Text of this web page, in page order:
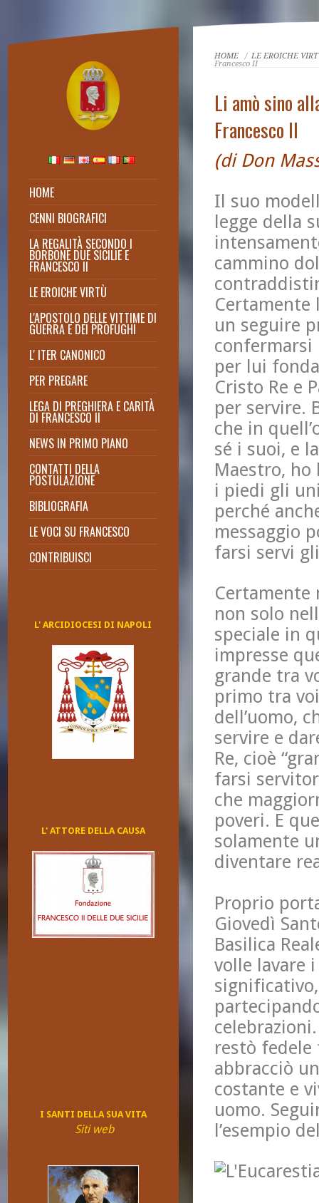
HOME
CENNI BIOGRAFICI
Dagli scritti di Don Massimo
Cuofano
LA REGALITÀ SECONDO I
BORBONE DUE SICILIE E
FRANCESCO II
LE EROICHE VIRTÙ
L'APOSTOLO DELLE VITTIME DI
GUERRA E DEI PROFUGHI
L' ITER CANONICO
PER PREGARE
Lectio Divina anno 2022
Lectio Divina di Don Massimo
2015: Giubileo della Misericordia
LEGA DI PREGHIERA E CARITÀ
DI FRANCESCO II
NEWS IN PRIMO PIANO
CONTATTI DELLA
POSTULAZIONE
BIBLIOGRAFIA
LE VOCI SU FRANCESCO
CONTRIBUISCI
L' ARCIDIOCESI DI NAPOLI
L' ATTORE DELLA CAUSA
I SANTI DELLA SUA VITA
Siti web
HOME / LE EROICHE
Francesco II
Li amò sino
Francesco II
(di Don
Il suo
legge della
cammino
Certamente
un seguire
confermarsi
per lui
Cristo Re e
per servire.
che in
sé i suoi, e
Maestro, ho
i piedi gli
perché
messaggio
farsi servi
Certamente
non solo
speciale in
impresse
grande tra
primo tra
dell’uomo,
servire e
Re, cioè
farsi
che
poveri. E
solamente
diventare
Proprio
Giovedì
Basilica
volle lavare
restò
abbracciò
costante e
uomo.
l’esempio